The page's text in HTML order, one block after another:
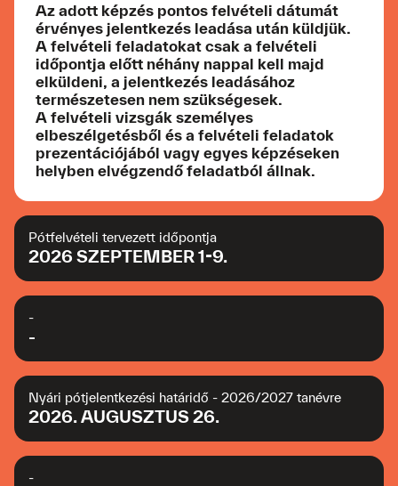
Krea kártya
Oktatóink
Kapcsolat
JELENTKEZEM
Az adott képzés pontos felvételi dátumát
érvényes jelentkezés leadása után küldjük.
A felvételi feladatokat csak a felvételi
időpontja előtt néhány nappal kell majd
elküldeni, a jelentkezés leadásához
természetesen nem szükségesek.
A felvételi vizsgák személyes
elbeszélgetésből és a felvételi feladatok
prezentációjából vagy egyes képzéseken
helyben elvégzendő feladatból állnak.
Pótfelvételi tervezett időpontja
2026 SZEPTEMBER 1-9.
-
-
Nyári pótjelentkezési határidő - 2026/2027 tanévre
2026. AUGUSZTUS 26.
-